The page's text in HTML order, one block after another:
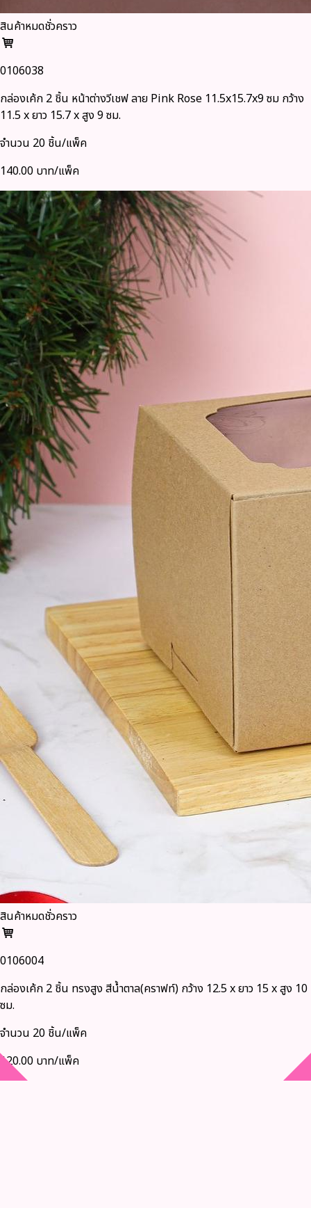
สินค้าหมดชั่วคราว
0106038
กล่องเค้ก 2 ชิ้น หน้าต่างวีเชฟ ลาย Pink Rose 11.5x15.7x9 ซม กว้าง
11.5 x ยาว 15.7 x สูง 9 ซม.
จำนวน 20 ชิ้น/แพ็ค
140.00 บาท/แพ็ค
สินค้าหมดชั่วคราว
0106004
กล่องเค้ก 2 ชิ้น ทรงสูง สีน้ำตาล(คราฟท์) กว้าง 12.5 x ยาว 15 x สูง 10
ซม.
จำนวน 20 ชิ้น/แพ็ค
120.00 บาท/แพ็ค